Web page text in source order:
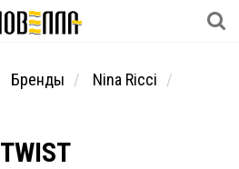
Бренды
Nina Ricci
TWIST